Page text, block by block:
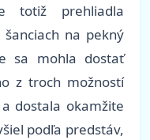
totiž prehliadla
na pekný
sa mohla dostať
z troch možností
dostala okamžite
podľa predstáv,